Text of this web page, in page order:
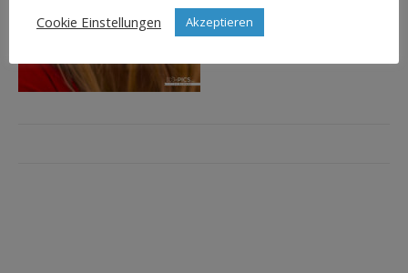
Cookie Einstellungen
Akzeptieren